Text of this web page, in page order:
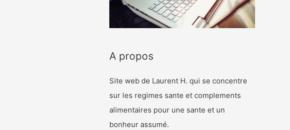
A propos
Site web de Laurent H. qui se concentre
sur les regimes sante et complements
alimentaires pour une sante et un
bonheur assumé.